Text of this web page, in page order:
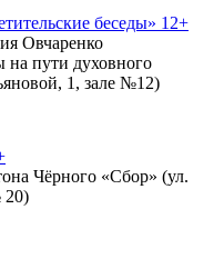
беседы» 12+
Овчаренко
на пути духовного
1, зале №12)
Чёрного «Сбор» (ул.
20)